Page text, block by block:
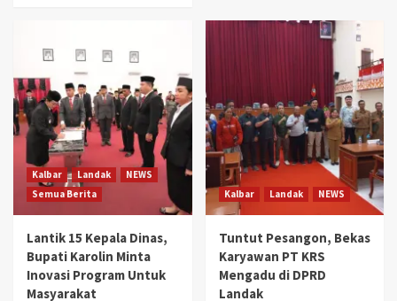
Kalbar Landak
NEWS
Semua Berita
Lantik 15 Kepala Dinas,
Bupati Karolin Minta
Inovasi Program Untuk
Masyarakat
Kalbar Landak NEWS
Tuntut Pesangon, Bekas
Karyawan PT KRS
Mengadu di DPRD
Landak